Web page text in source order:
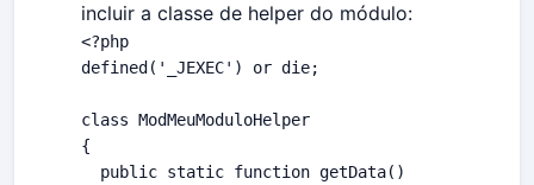
incluir a classe de helper do módulo:
<?php
defined ( '_JEXEC' ) or die;
class ModMeuModuloHelper
{
public static function getData()